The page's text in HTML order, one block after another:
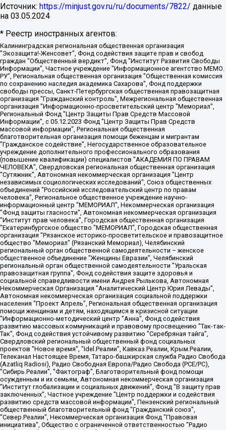
Источник: https://minjust.gov.ru/ru/documents/7822/ данные
на 03.05.2024
* Реестр иностранных агентов:
Калининградская региональная общественная организация "Экозащита!-Женсовет", Фонд содействия защите прав и свобод граждан "Общественный вердикт", Фонд "Институт Развития Свободы Информации", Частное учреждение "Информационное агентство МЕМО. РУ", Региональная общественная организация "Общественная комиссия по сохранению наследия академика Сахарова", Фонд поддержки свободы прессы, Санкт-Петербургская общественная правозащитная организация "Гражданский контроль", Межрегиональная общественная организация "Информационно-просветительский центр "Мемориал", Региональный Фонд "Центр Защиты Прав Средств Массовой Информации", с 05.12.2023 Фонд "Центр Защиты Прав Средств массовой информации", Региональная общественная благотворительная организация помощи беженцам и мигрантам "Гражданское содействие", Негосударственное образовательное учреждение дополнительного профессионального образования (повышение квалификации) специалистов "АКАДЕМИЯ ПО ПРАВАМ ЧЕЛОВЕКА", Свердловская региональная общественная организация "Сутяжник", Автономная некоммерческая организация "Центр независимых социологических исследований", Союз общественных объединений "Российский исследовательский центр по правам человека", Региональное общественное учреждение научно-информационный центр "МЕМОРИАЛ", Некоммерческая организация "Фонд защиты гласности", Автономная некоммерческая организация "Институт прав человека", Городская общественная организация "Екатеринбургское общество "МЕМОРИАЛ", Городская общественная организация "Рязанское историко-просветительское и правозащитное общество "Мемориал" (Рязанский Мемориал), Челябинский региональный орган общественной самодеятельности – женское общественное объединение "Женщины Евразии", Челябинский региональный орган общественной самодеятельности "Уральская правозащитная группа", Фонд содействия защите здоровья и социальной справедливости имени Андрея Рылькова, Автономная Некоммерческая Организация "Аналитический Центр Юрия Левады", Автономная некоммерческая организация социальной поддержки населения "Проект Апрель", Региональная общественная организация помощи женщинам и детям, находящимся в кризисной ситуации "Информационно-методический центр "Анна", Фонд содействия развитию массовых коммуникаций и правовому просвещению "Так-так-Так", Фонд содействия устойчивому развитию "Серебряная тайга", Свердловский региональный общественный фонд социальных проектов "Новое время", "Idel.Реалии", Кавказ.Реалии, Крым.Реалии, Телеканал Настоящее Время, Татаро-башкирская служба Радио Свобода (Azatliq Radiosi), Радио Свободная Европа/Радио Свобода (PCE/PC), "Сибирь.Реалии", "Фактограф", Благотворительный фонд помощи осужденным и их семьям, Автономная некоммерческая организация "Институт глобализации и социальных движений", Фонд "В защиту прав заключенных", Частное учреждение "Центр поддержки и содействия развитию средств массовой информации", Пензенский региональный общественный благотворительный фонд "Гражданский союз", "Север.Реалии", Некоммерческая организация Фонд "Правовая инициатива", Общество с ограниченной ответственностью "Радио Свободная Европа/Радио Свобода", Чешское информационное агентство "MEDIUM-ORIENT", Красноярская региональная общественная организация "Мы против СПИДа", Камалягин Денис Николаевич, Маркелов Сергей Евгеньевич, Пономарев Лев Александрович, Савицкая Людмила Алексеевна, Автономная некоммерческая организация "Центр по работе с проблемой насилия "НАСИЛИЮ.НЕТ", Межрегиональный профессиональный союз работников здравоохранения "Альянс врачей", Юридическое лицо, зарегистрированное в Латвийской Республике, SIA "Medusa Project" (регистрационный номер 40103797863, дата регистрации 10.06.2014), Некоммерческая организация "Фонд по борьбе с коррупцией", Автономная некоммерческая организация "Институт права и публичной политики", Баданин Роман Сергеевич, Гликин Максим Александрович, Железнова Мария Михайловна, Лукьянова Юлия Сергеевна, Маетная Елизавета Витальевна, Маняхин Петр Борисович, Чуракова Ольга Владимировна, Ярош Юлия Петровна, Юридическое лицо "The Insider SIA", зарегистрированное в Риге, Латвийская Республика (дата регистрации 26.06.2015), являющееся администратором доменного имени интернет-издания "The Insider SIA", https://theins.ru, Постернак Алексей Евгеньевич, Рубин Михаил Аркадьевич, Анин Роман Александрович, Юридическое лицо Istories fonds, зарегистрированное в Латвийской Республике (регистрационный номер 50008295751, дата регистрации 24.02.2020), Великовский Дмитрий Александрович, Долинина Ирина Николаевна, Мароховская Алеся Алексеевна, Шлейнов Роман Юрьевич, Шмагун Олеся Валентиновна, Общество с ограниченной ответственностью "Альтаир 2021", Общество с ограниченной ответственностью "Вега 2021", Общество с ограниченной ответственностью "Главный редактор 2021", Общество с ограниченной ответственностью "Ромашки монолит", Важенков Артем Валерьевич, Ивановская областная общественная организация "Центр гендерных исследований", Гурман Юрий Альбертович, Медиапроект "ОВД-Инфо", Егоров Владимир Владимирович, Жилинский Владимир Александрович, Общество с ограниченной ответственностью "ЗП", Иванова София Юрьевна, Карезина Инна Павловна, Кильтау Екатерина Викторовна, Петров Алексей Викторович, Пискунов Сергей Евгеньевич, Смирнов Сергей Сергеевич, Тихонов Михаил Сергеевич, Общество с ограниченной ответственностью "ЖУРНАЛИСТ-ИНОСТРАННЫЙ АГЕНТ", Арапова Галина Юрьевна, Вольтская Татьяна Анатольевна, Американская компания "Mason G.E.S. Anonymous Foundation" (США), являющаяся владельцем интернет-издания https://mnews.world/, Компания "Stichting Bellingcat", зарегистрированная в Нидерландах (дата регистрации 11.07.2018), Захаров Андрей Вячеславович, Клепиковская Екатерина Дмитриевна, Общество с ограниченной ответственностью "МЕМО", Перл Роман Александрович, Симонов Евгений Алексеевич, Соловьева Елена Анатольевна, Сотников Даниил Владимирович, Сурначева Елизавета Дмитриевна, Автономная некоммерческая организация по защите прав человека и информированию населения "Якутия – Наше Мнение", Общество с ограниченной ответственностью "Москоу диджитал медиа", с 26.01.2023 Общество с ограниченной ответственностью "Чайка Белые сады", Ветошкина Валерия Валерьевна, Заговора Максим Александрович, Межрегиональное общественное движение "Российская ЛГБТ - сеть", Оленичев Максим Владимирович, Павлов Иван Юрьевич, Скворцова Елена Сергеевна, Общество с ограниченной ответственностью "Как бы инагент", Кочетков Игорь Викторович, Общество с ограниченной ответственностью "Честные выборы", Еланчик Олег Александрович, Общество с ограниченной ответственностью "Нобелевский призыв", Гималова Регина Эмилевна, Григорьев Андрей Валерьевич, Григорьева Алина Александровна, Ассоциация по содействию защите прав призывников, альтернативнослужащих и военнослужащих "Правозащитная группа "Гражданин.Армия.Право", Хисамова Регина Фаритовна, Автономная некоммерческая организация по реализации социально-правовых программ "Лилит", Дальневосточное общественное движение "Маяк", Санкт-Петербургская ЛГБТ-инициативная группа "Выход", Инициативная группа ЛГБТ+ "Реверс", Алексеев Андрей Викторович, Бекбулатова Таисия Львовна, Беляев Иван Михайлович, Владыкина Елена Сергеевна, Гельман Марат Александрович, Никульшина Вероника Юрьевна, Толоконникова Надежда Андреевна, Шендерович Виктор Анатольевич, Общество с ограниченной ответственностью "Данное сообщение", Общество с ограниченной ответственностью Издательский дом "Новая глава", Айнбиндер Александра Александровна, Московский комьюнити-центр для ЛГБТ+инициатив, Благотворительный фонд развития филантропии, Deutsche Welle (Германия, Kurt-Schumacher-Strasse 3, 53113 Bonn), Борзунова Мария Михайловна, Воробьев Виктор Викторович, Голубева Анна Львовна, Константинова Алла Михайловна, Малкова Ирина Владимировна, Мурадов Мурад Абдулгалимович, Осетинская Елизавета Николаевна, Понасенков Евгений Николаевич, Ганапольский Матвей Юрьевич, Киселев Евгений Алексеевич, Борухович Ирина Григорьевна, Дремин Иван Тимофеевич, Дубровский Дмитрий Викторович, Красноярская региональная общественная организация поддержки и развития альтернативных образовательных технологий и межкультурных коммуникаций "ИНТЕРРА", Маяковская Екатерина Алексеевна, Фейгин Марк Захарович, Филимонов Андрей Викторович, Дзугкоева Регина Николаевна, Доброхотов Роман Александрович, Дудь Юрий Александрович, Елкин Сергей Владимирович, Кругликов Кирилл Игоревич, Сабунаева Мария Леонидовна, Семенов Алексей Владимирович, Шаинян Карен Багратович, Шульман Екатерина Михайловна, Асафьев Артур Валерьевич, Вахштайн Виктор Семенович, Венедиктов Алексей Алексеевич, Лушникова Екатерина Евгеньевна, Волков Леонид Михайлович, Невзоров Александр Глебович, Пархоменко Сергей Борисович, Сироткин Ярослав Николаевич, Кара-Мурза Владимир Владимирович, Баранова Наталья Владимировна, Гозман Леонид Яковлевич, Кагарлицкий Борис Юльевич, Климарев Михаил Валерьевич, Милов Владимир Станиславович, Автономная некоммерческая организация Краснодарский центр современного искусства "Типография", Моргенштерн Алишер Тагирович, Соболь Любовь Эдуардовна, Общество с ограниченной ответственностью "ЛИЗА НОРМ", Каспаров Гарри Кимович, Ходорковский Михаил Борисович, Общество с ограниченной ответственностью "Апрельские тезисы", Данилович Ирина Брониславовна, Кашин Олег Владимирович, Петров Николай Владимирович, Пивоваров Алексей Владимирович, Соколов Михаил Владимирович, Цветкова Юлия Владимировна, Чичваркин Евгений Александрович, Комитет против пыток/Команда против пыток, Общество с ограниченной ответственностью "Первый научный", Общество с ограниченной ответственностью "Вертолет и ко", Белоцерковская Вероника Борисовна, Кац Максим Евгеньевич, Лазарева Татьяна Юрьевна, Шаведдинов Руслан Табризович, Яшин Илья Валерьевич, Общество с ограниченной ответственностью "Иноагент ААВ", Алешковский Дмитрий Петрович, Альбац Евгения Марковна, Быков Дмитрий Львович, Галямина Юлия Евгеньевна, Лойко Сергей Леонидович, Мартынов Кирилл Константинович, Медведев Сергей Александрович, Крашенинников Федор Геннадиевич, Гордеева Катерина Вл